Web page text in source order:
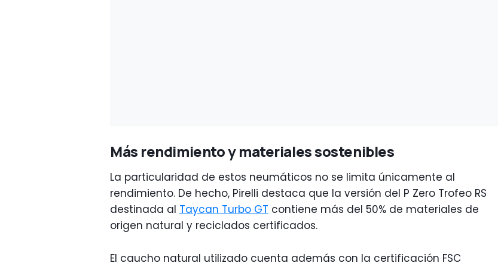
Más rendimiento y materiales sostenibles
La particularidad de estos neumáticos no se limita únicamente al
rendimiento. De hecho, Pirelli destaca que la versión del P Zero Trofeo RS
destinada al Taycan Turbo GT contiene más del 50% de materiales de
origen natural y reciclados certificados.
El caucho natural utilizado cuenta además con la certificación FSC